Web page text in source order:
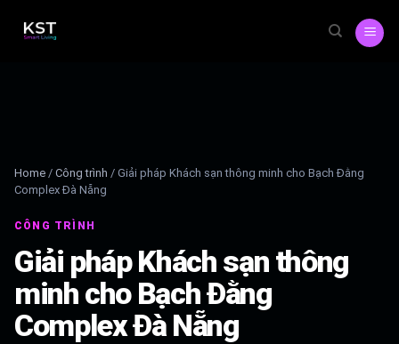
Home / Công trình / Giải pháp Khách sạn thông minh cho Bạch Đằng
Complex Đà Nẵng
CÔNG TRÌNH
Giải pháp Khách sạn thông
minh cho Bạch Đằng
Complex Đà Nẵng